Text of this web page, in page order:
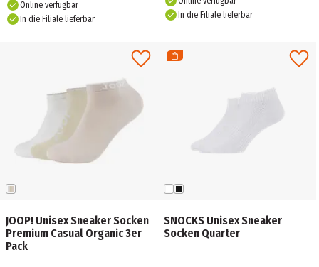
Online verfügbar
In die Filiale lieferbar
In die Filiale lieferbar
JOOP! Unisex Sneaker Socken
Premium Casual Organic 3er
Pack
SNOCKS Unisex Sneaker
Socken Quarter